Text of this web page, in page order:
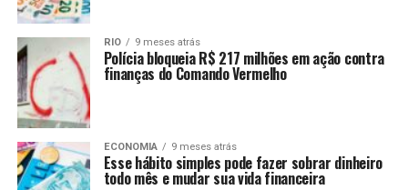
RIO 9 meses atrás
Polícia bloqueia R$ 217 milhões em ação contra
finanças do Comando Vermelho
ECONOMIA 9 meses atrás
Esse hábito simples pode fazer sobrar dinheiro
todo mês e mudar sua vida financeira